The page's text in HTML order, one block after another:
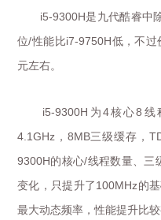
i5-9300H是九代酷睿中
位/性能比i7-9750H低，不过
元左右。
i5-9300H 为4核心8 线
4.1GHz ， 8MB三级缓存，
9300H的核心/线程数量、三
变化，只提升了100MHz的
最大动态频率，性能提升比较